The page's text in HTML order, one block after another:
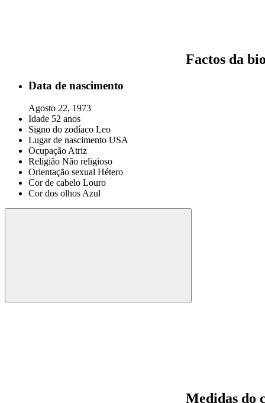
Factos da
Data de nascimento
Agosto 22, 1973
Idade 52 anos
Signo do zodíaco Leo
Lugar de nascimento USA
OcupaçãoAtriz
Religião Não religioso
Orientação sexual Hétero
Cor de cabelo Louro
Cor dos olhosAzul
Medidas do